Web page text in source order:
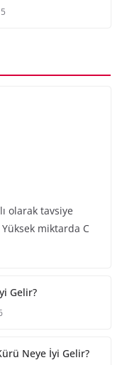
olarak tavsiye
miktarda C
Gelir?
Neye İyi Gelir?